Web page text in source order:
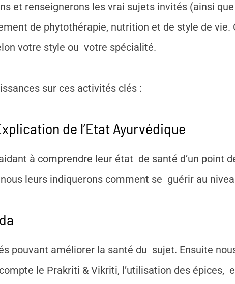
et renseignerons les vrai sujets invités (ainsi
de phytothérapie, nutrition et de style de
votre style ou votre spécialité.
sur ces activités clés :
de l’Etat Ayurvédique
à comprendre leur état de santé d’un point
leurs indiquerons comment se guérir au
pouvant améliorer la santé du sujet. Ensuite
le Prakriti & Vikriti, l’utilisation des épices,